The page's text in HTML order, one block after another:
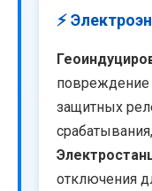
⚡
повреждение
защитных
отключения